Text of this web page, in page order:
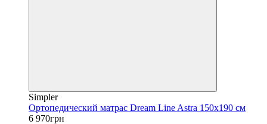
Simpler
Ортопедический матрас Dream Line Astra 150х190 см
6 970грн